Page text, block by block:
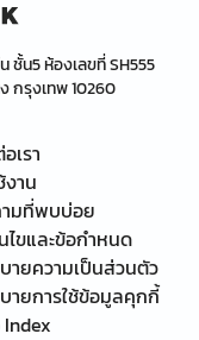
ชั้น5 ห้องเลขที่ SH555
กรุงเทพ 10260
เรา
งาน
มที่พบบ่อย
ไขและข้อกำหนด
ายความเป็นส่วนตัว
ายการใช้ข้อมูลคุกกี้